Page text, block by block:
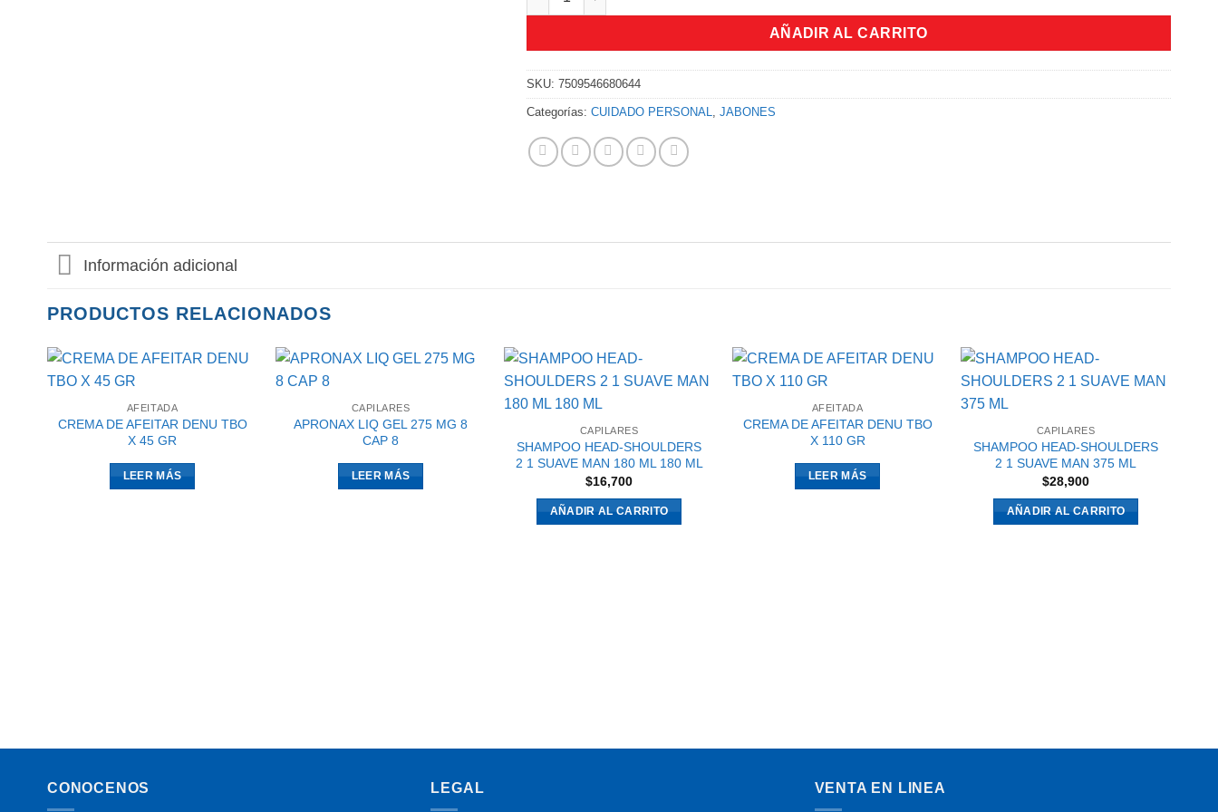
AÑADIR AL CARRITO
SKU:7509546680644
Categorías:CUIDADO PERSONAL ,JABONES
Información adicional
PRODUCTOS RELACIONADOS
AFEITADA
CREMA DE AFEITAR DENU TBO
X 45 GR
LEER MÁS
CAPILARES
APRONAX LIQ GEL 275 MG 8
CAP 8
LEER MÁS
CAPILARES
SHAMPOO HEAD-SHOULDERS
2 1 SUAVE MAN 180 ML 180 ML
$16,700
AÑADIR AL CARRITO
AFEITADA
CREMA DE AFEITAR DENU TBO
X 110 GR
LEER MÁS
CAPILARES
SHAMPOO HEAD-SHOULDERS
2 1 SUAVE MAN 375 ML
$28,900
AÑADIR AL CARRITO
CONOCENOS LEGAL VENTA EN LINEA